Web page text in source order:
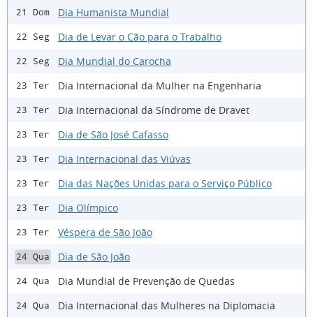
21 Dom Dia Humanista Mundial
22 Seg Dia de Levar o Cão para o Trabalho
22 Seg Dia Mundial do Carocha
23 Ter Dia Internacional da Mulher na Engenharia
23 Ter Dia Internacional da Síndrome de Dravet
23 Ter Dia de São José Cafasso
23 Ter Dia Internacional das Viúvas
23 Ter Dia das Nações Unidas para o Serviço Público
23 Ter Dia Olímpico
23 Ter Véspera de São João
24 Qua Dia de São João
24 Qua Dia Mundial de Prevenção de Quedas
24 Qua Dia Internacional das Mulheres na Diplomacia